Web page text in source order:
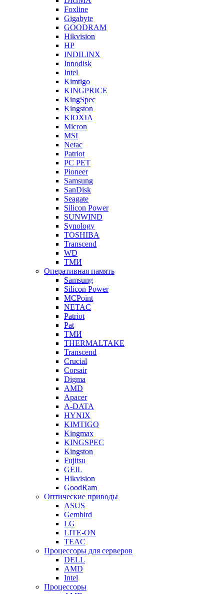
Foxline
Gigabyte
GOODRAM
Hikvision
HP
INDILINX
Innodisk
Intel
Kimtigo
KINGPRICE
KingSpec
Kingston
KIOXIA
Micron
MSI
Netac
Patriot
PC PET
Pioneer
Samsung
SanDisk
Seagate
Silicon Power
SUNWIND
Synology
TOSHIBA
Transcend
WD
ТМИ
Оперативная память
Samsung
Silicon Power
MCPoint
NETAC
Patriot
Pat
ТМИ
THERMALTAKE
Transcend
Crucial
Corsair
Digma
AMD
Apacer
A-DATA
HYNIX
KIMTIGO
Kingmax
KINGSPEC
Kingston
Fujitsu
GEIL
Hikvision
GoodRam
Оптические приводы
ASUS
Gembird
LG
LITE-ON
TEAC
Процессоры для серверов
DELL
AMD
Intel
Процессоры